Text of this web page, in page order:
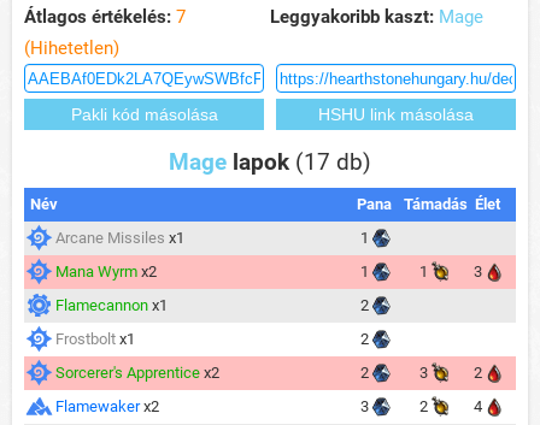
Átlagos értékelés: 7
(Hihetetlen)
Leggyakoribb kaszt: Mage
Mage lapok (17 db)
Név Pana Támadás Élet
Arcane Missiles x1
1
Mana Wyrm x2 1 1
3
Flamecannon x1
2
Frostbolt x1
2
Sorcerer's Apprentice x2 2 3
2
Flamewaker x2 3 2
4